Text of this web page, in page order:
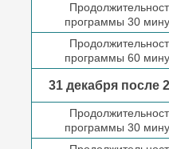
программы 30
программы 60
31 декабря после
программы 30